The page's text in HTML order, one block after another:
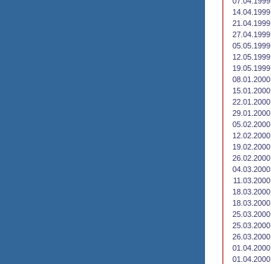
14.04.1999
21.04.1999
27.04.1999
05.05.1999
12.05.1999
19.05.1999
08.01.2000
15.01.2000
22.01.2000
29.01.2000
05.02.2000
12.02.2000
19.02.2000
26.02.2000
04.03.2000
11.03.2000
18.03.2000
18.03.2000
25.03.2000
25.03.2000
26.03.2000
01.04.2000
01.04.2000